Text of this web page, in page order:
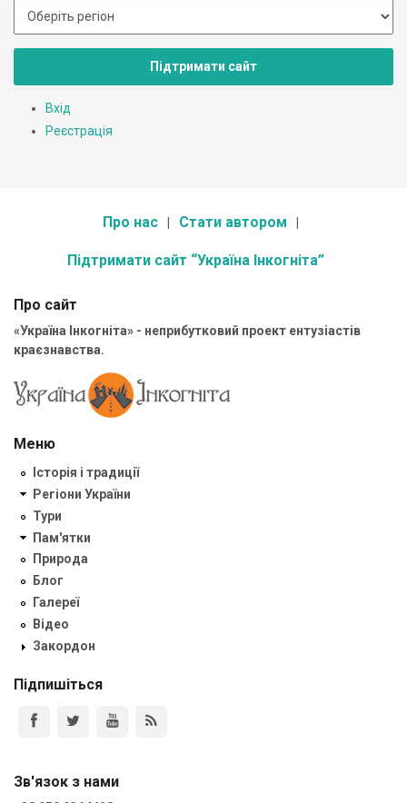
Підтримати сайт
Вхід
Реєстрація
Про нас Стати автором
Підтримати сайт “Україна Інкогніта”
Про сайт
«Україна Інкогніта» - неприбутковий проект ентузіастів
краєзнавства.
Меню
Історія і традиції
Регіони України
Тури
Пам'ятки
Природа
Блог
Галереї
Відео
Закордон
Підпишіться
Зв'язок з нами